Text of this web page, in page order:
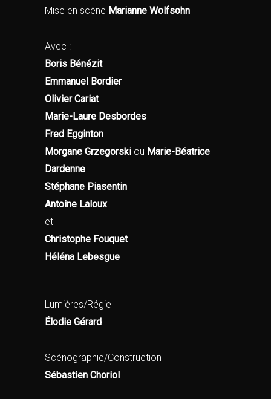
Mise en scène Marianne Wolfsohn
Avec :
Boris Bénézit
Emmanuel Bordier
Olivier Cariat
Marie-Laure Desbordes
Fred Egginton
Morgane Grzegorski ou Marie-Béatrice
Dardenne
Stéphane Piasentin
Antoine Laloux
et
Christophe Fouquet
Héléna Lebesgue
Lumières/Régie
Élodie Gérard
Scénographie/Construction
Sébastien Choriol